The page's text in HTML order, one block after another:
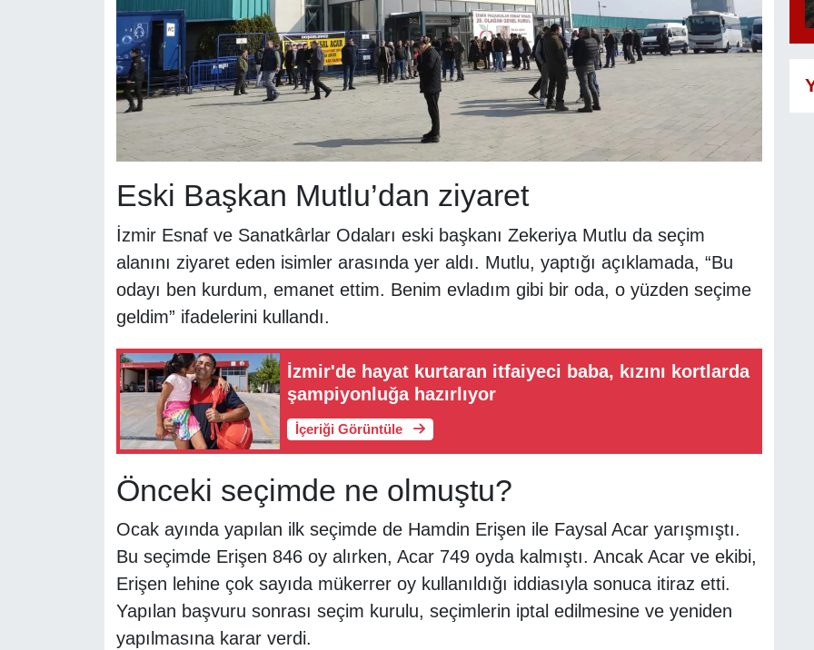
Eski Başkan Mutlu’dan ziyaret
İzmir Esnaf ve Sanatkârlar Odaları eski başkanı Zekeriya Mutlu da seçim
alanını ziyaret eden isimler arasında yer aldı. Mutlu, yaptığı açıklamada, “Bu
odayı ben kurdum, emanet ettim. Benim evladım gibi bir oda, o yüzden seçime
geldim” ifadelerini kullandı.
İzmir'de hayat kurtaran itfaiyeci baba, kızını kortlarda
şampiyonluğa hazırlıyor
İçeriği Görüntüle
Önceki seçimde ne olmuştu?
Ocak ayında yapılan ilk seçimde de Hamdin Erişen ile Faysal Acar yarışmıştı.
Bu seçimde Erişen 846 oy alırken, Acar 749 oyda kalmıştı. Ancak Acar ve ekibi,
Erişen lehine çok sayıda mükerrer oy kullanıldığı iddiasıyla sonuca itiraz etti.
Yapılan başvuru sonrası seçim kurulu, seçimlerin iptal edilmesine ve yeniden
yapılmasına karar verdi.